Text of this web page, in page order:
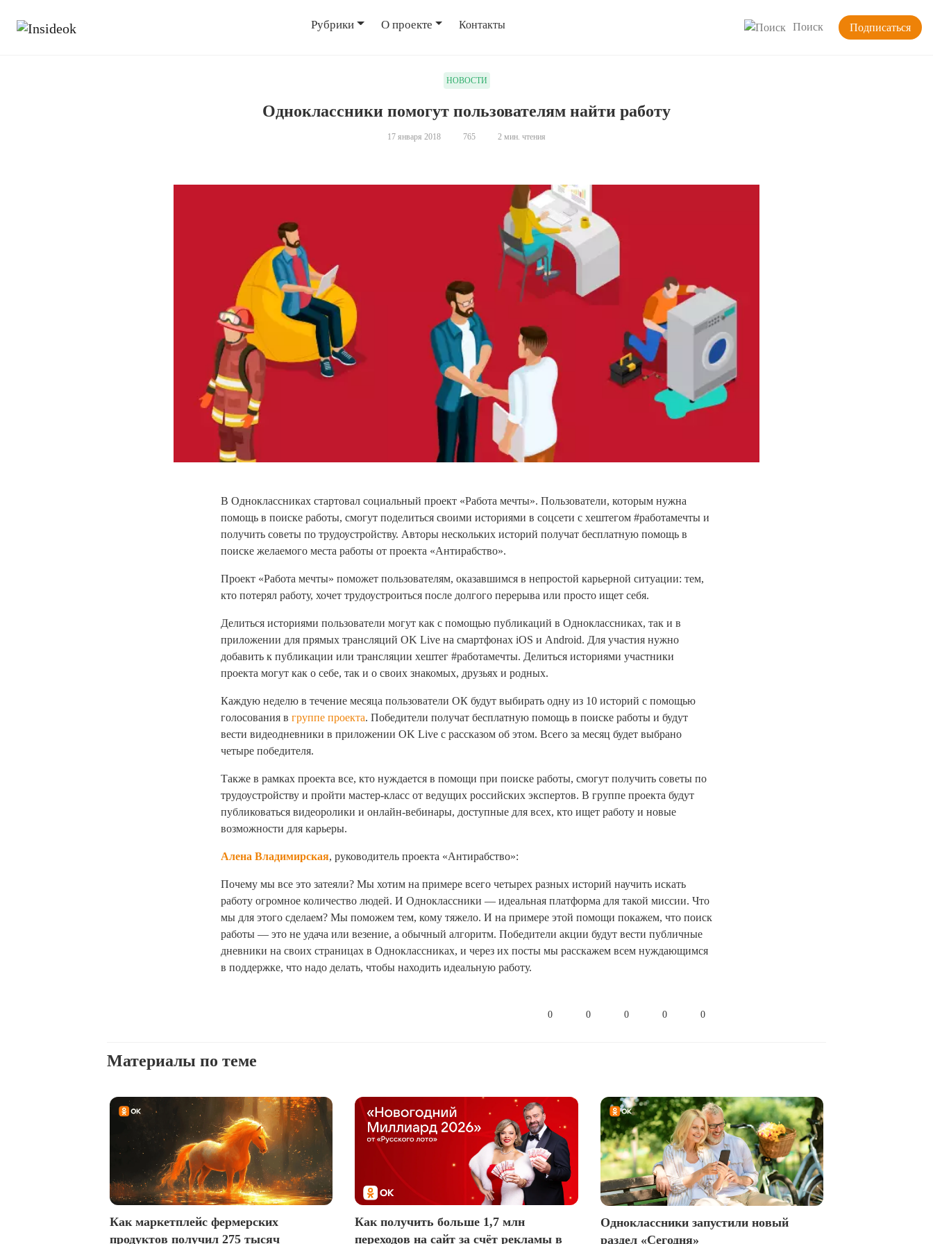
Рубрики О проекте Контакты Поиск Подписаться
НОВОСТИ
Одноклассники помогут пользователям найти работу
17 января 2018 765 2 мин. чтения
В Одноклассниках стартовал социальный проект «Работа мечты». Пользователи, которым нужна
помощь в поиске работы, смогут поделиться своими историями в соцсети с хештегом #работамечты и
получить советы по трудоустройству. Авторы нескольких историй получат бесплатную помощь в
поиске желаемого места работы от проекта «Антирабство».
Проект «Работа мечты» поможет пользователям, оказавшимся в непростой карьерной ситуации: тем,
кто потерял работу, хочет трудоустроиться после долгого перерыва или просто ищет себя.
Делиться историями пользователи могут как с помощью публикаций в Одноклассниках, так и в
приложении для прямых трансляций OK Live на смартфонах iOS и Android. Для участия нужно
добавить к публикации или трансляции хештег #работамечты. Делиться историями участники
проекта могут как о себе, так и о своих знакомых, друзьях и родных.
Каждую неделю в течение месяца пользователи ОК будут выбирать одну из 10 историй с помощью
голосования в группе проекта. Победители получат бесплатную помощь в поиске работы и будут
вести видеодневники в приложении OK Live с рассказом об этом. Всего за месяц будет выбрано
четыре победителя.
Также в рамках проекта все, кто нуждается в помощи при поиске работы, смогут получить советы по
трудоустройству и пройти мастер-класс от ведущих российских экспертов. В группе проекта будут
публиковаться видеоролики и онлайн-вебинары, доступные для всех, кто ищет работу и новые
возможности для карьеры.
Алена Владимирская, руководитель проекта «Антирабство»:
Почему мы все это затеяли? Мы хотим на примере всего четырех разных историй научить искать
работу огромное количество людей. И Одноклассники — идеальная платформа для такой миссии. Что
мы для этого сделаем? Мы поможем тем, кому тяжело. И на примере этой помощи покажем, что поиск
работы — это не удача или везение, а обычный алгоритм. Победители акции будут вести публичные
дневники на своих страницах в Одноклассниках, и через их посты мы расскажем всем нуждающимся
в поддержке, что надо делать, чтобы находить идеальную работу.
0 0 0 0 0
Материалы по теме
Как маркетплейс фермерских
продуктов получил 275 тысяч
Как получить больше 1,7 млн
переходов на сайт за счёт рекламы в
Одноклассники запустили новый
раздел «Сегодня»